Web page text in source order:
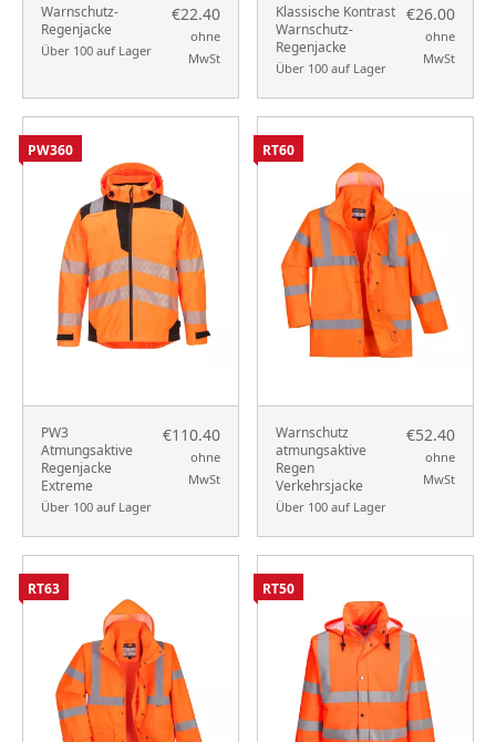
Warnschutz-
Regenjacke
Über 100 auf Lager
€22.40
ohne
MwSt
Klassische Kontrast
Warnschutz-
Regenjacke
Über 100 auf Lager
€26.00
ohne
MwSt
PW3
Atmungsaktive
Regenjacke
Extreme
Über 100 auf Lager
€110.40
ohne
MwSt
PW360
Warnschutz
atmungsaktive
Regen
Verkehrsjacke
Über 100 auf Lager
€52.40
ohne
MwSt
RT60
RT63 RT50